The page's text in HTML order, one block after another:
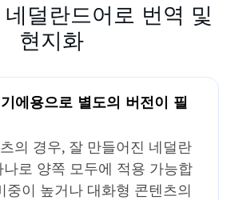
덜란드어로 번역 및
현지화
에용으로 별도의 버전이 필
의 경우, 잘 만들어진 네덜란
로 양쪽 모두에 적용 가능합
중이 높거나 대화형 콘텐츠의